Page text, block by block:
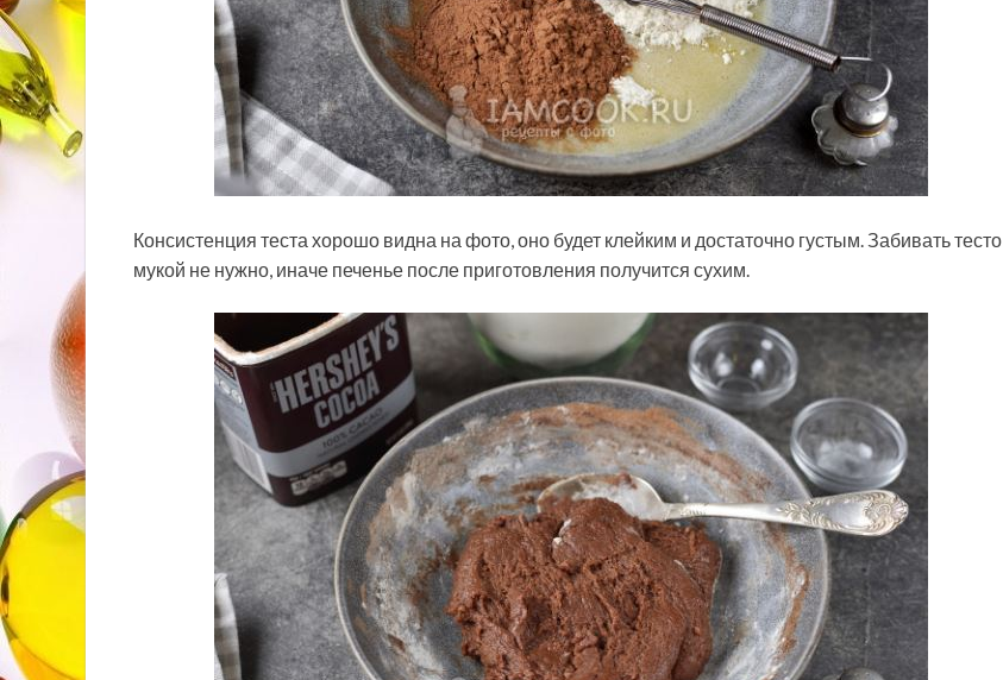
Консистенция теста хорошо видна на фото, оно будет клейким и достаточно густым. Забивать тесто
мукой не нужно, иначе печенье после приготовления получится сухим.